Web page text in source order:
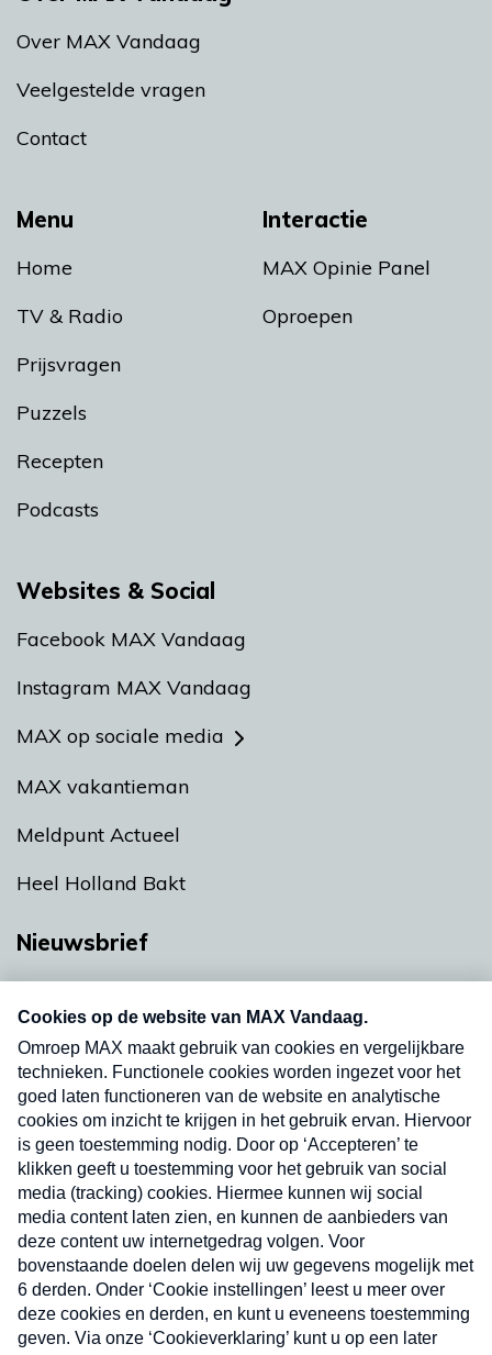
Menu
Home
TV & Radio
Prijsvragen
Puzzels
Recepten
Podcasts
Interactie
MAX Opinie Panel
Oproepen
Over MAX Vandaag
Veelgestelde vragen
Contact
Websites & Social
Facebook MAX Vandaag
Instagram MAX Vandaag
MAX op sociale media
MAX vakantieman
Meldpunt Actueel
Heel Holland Bakt
Nieuwsbrief
nieuwsbrief. Elke vrijdag- en dinsdagochtend in
uw mailbox.
Verzend
Nieuwsbrief